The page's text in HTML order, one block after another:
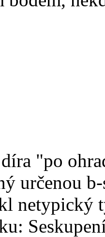
"po
určenou
netypický